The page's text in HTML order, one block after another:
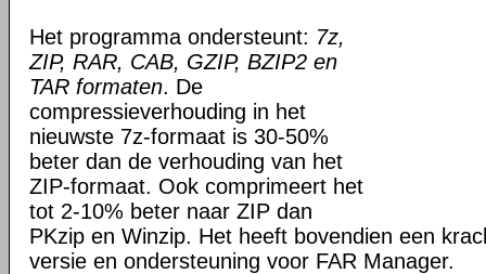
Het programma ondersteunt: 7z,
ZIP, RAR, CAB, GZIP, BZIP2 en
TAR formaten. De
compressieverhouding in het
nieuwste 7z-formaat is 30-50%
beter dan de verhouding van het
ZIP-formaat. Ook comprimeert het
tot 2-10% beter naar ZIP dan
PKzip en Winzip. Het heeft bovendien een
versie en ondersteuning voor FAR Manager.